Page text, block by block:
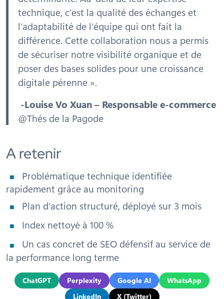
technique, c’est la qualité des échanges et
l’adaptabilité de l’équipe qui ont fait la
différence. Cette collaboration nous a permis
de sécuriser notre visibilité organique et de
poser des bases solides pour une croissance
digitale pérenne ».
-Louise Vo Xuan – Responsable e-commerce
@Thés de la Pagode
A retenir
Problématique technique identifiée
rapidement grâce au monitoring
Plan d’action structuré, déployé sur 3 mois
Index nettoyé à 100 %
Un cas concret de SEO défensif au service de
la performance long terme
ChatGPT Perplexity Google AI
WhatsApp
LinkedIn
X (Twitter)